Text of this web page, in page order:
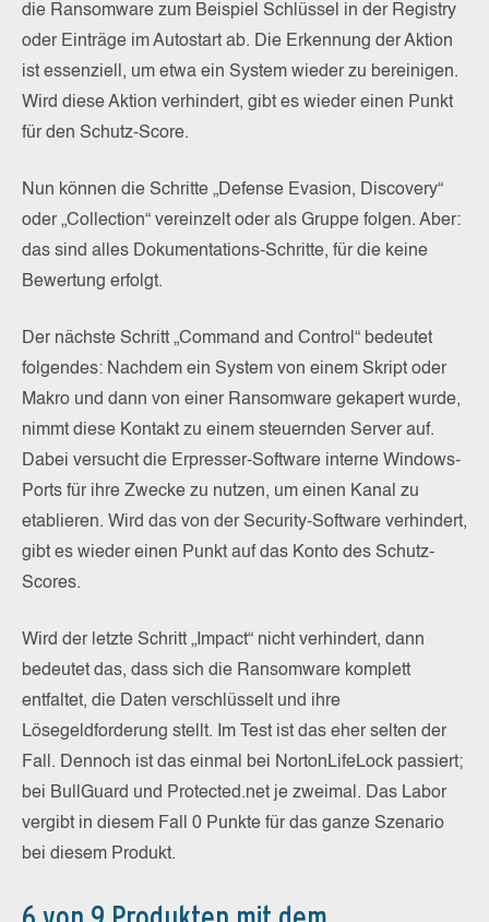
die Ransomware zum Beispiel Schlüssel in der Registry
oder Einträge im Autostart ab. Die Erkennung der Aktion
ist essenziell, um etwa ein System wieder zu bereinigen.
Wird diese Aktion verhindert, gibt es wieder einen Punkt
für den Schutz-Score.
Nun können die Schritte „Defense Evasion, Discovery“
oder „Collection“ vereinzelt oder als Gruppe folgen. Aber:
das sind alles Dokumentations-Schritte, für die keine
Bewertung erfolgt.
Der nächste Schritt „Command and Control“ bedeutet
folgendes: Nachdem ein System von einem Skript oder
Makro und dann von einer Ransomware gekapert wurde,
nimmt diese Kontakt zu einem steuernden Server auf.
Dabei versucht die Erpresser-Software interne Windows-
Ports für ihre Zwecke zu nutzen, um einen Kanal zu
etablieren. Wird das von der Security-Software verhindert,
gibt es wieder einen Punkt auf das Konto des Schutz-
Scores.
Wird der letzte Schritt „Impact“ nicht verhindert, dann
bedeutet das, dass sich die Ransomware komplett
entfaltet, die Daten verschlüsselt und ihre
Lösegeldforderung stellt. Im Test ist das eher selten der
Fall. Dennoch ist das einmal bei NortonLifeLock passiert;
bei BullGuard und Protected.net je zweimal. Das Labor
vergibt in diesem Fall 0 Punkte für das ganze Szenario
bei diesem Produkt.